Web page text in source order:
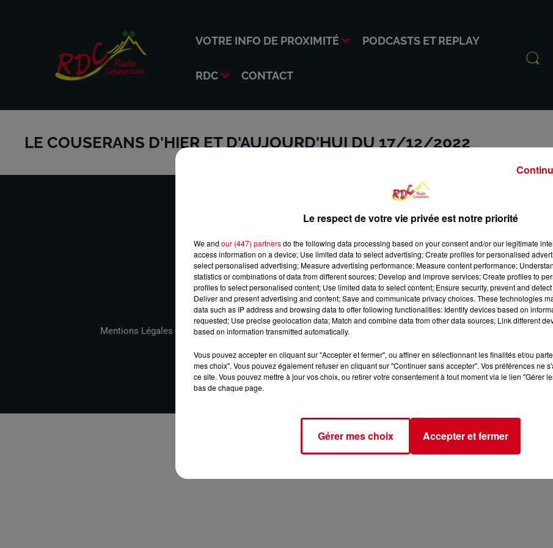
VOTRE INFO DE PROXIMITÉ PODCASTS ET REPLAY
RDC CONTACT
LE COUSERANS D'HIER ET D'AUJOURD'HUI DU 17/12/2022
VOTRE INFO DE PROXIMITÉ PODCASTS ET REPLAY RDC
Mentions Légales Conditions Générales d'Utilisation
Archives 2026 2025 2024 2023 2022
Le respect de votre vie privée est notre priorité
We and our (447) partnersdo the following data processing based on your consent and/or our legitimate
access information on a device; Use limited data to select advertising; Create profiles for personalised
select personalised advertising; Measure advertising performance; Measure content performance;
statistics or combinations of data from different sources; Develop and improve services; Create profiles to
profiles to select personalised content; Use limited data to select content; Ensure security, prevent and
Deliver and present advertising and content; Save and communicate privacy choices. These technologies
data such as IP address and browsing data to offer following functionalities: Identify devices based on
requested; Use precise geolocation data; Match and combine data from other data sources; Link different
based on information transmitted automatically.
Vous pouvez accepter en cliquant sur "Accepter et fermer", ou affiner en sélectionnant les finalités et/ou
mes choix". Vous pouvez également refuser en cliquant sur "Continuer sans accepter". Vos préférences ne
ce site. Vous pouvez mettre à jour vos choix, ou retirer votre consentement à tout moment via le lien "Gérer
bas de chaque page.
Gérer mes choix Accepter et fermer